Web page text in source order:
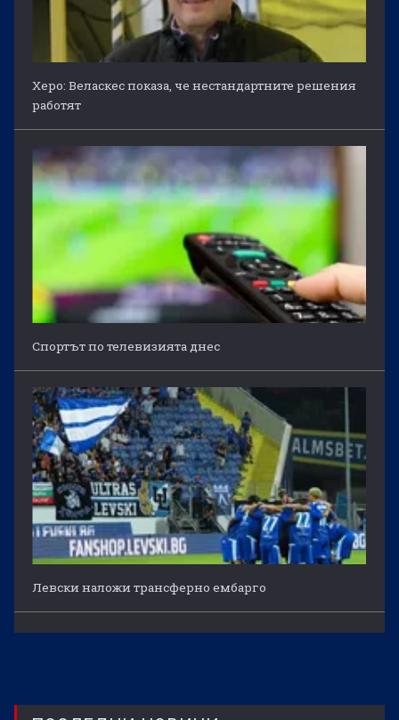
Херо: Веласкес показа, че нестандартните решения
работят
Спортът по телевизията днес
Левски наложи трансферно ембарго